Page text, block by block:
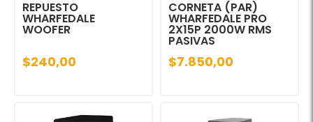
REPUESTO
WHARFEDALE
WOOFER
$240,00
CORNETA (PAR)
WHARFEDALE PRO
2X15P 2000W RMS
PASIVAS
$7.850,00